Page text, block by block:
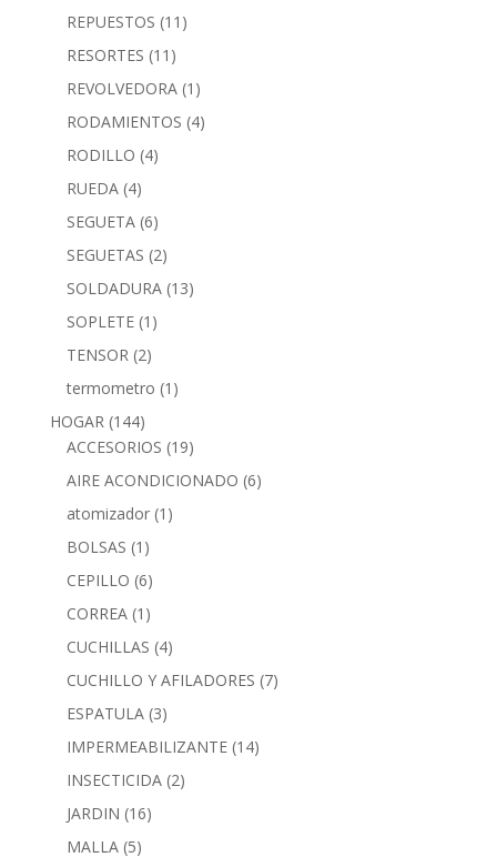
REPUESTOS (11)
RESORTES (11)
REVOLVEDORA (1)
RODAMIENTOS (4)
RODILLO (4)
RUEDA (4)
SEGUETA (6)
SEGUETAS (2)
SOLDADURA (13)
SOPLETE (1)
TENSOR (2)
termometro (1)
HOGAR (144)
ACCESORIOS (19)
AIRE ACONDICIONADO (6)
atomizador (1)
BOLSAS (1)
CEPILLO (6)
CORREA (1)
CUCHILLAS (4)
CUCHILLO Y AFILADORES (7)
ESPATULA (3)
IMPERMEABILIZANTE (14)
INSECTICIDA (2)
JARDIN (16)
MALLA (5)